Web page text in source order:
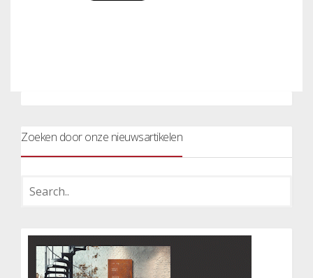
Zoeken door onze nieuwsartikelen